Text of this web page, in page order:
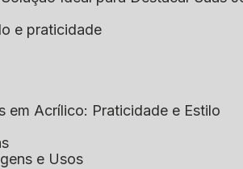
e praticidade
em Acrílico: Praticidade e Estilo
e Usos